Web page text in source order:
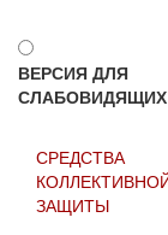
ВЕРСИЯ ДЛЯ
СЛАБОВИДЯЩИХ
СРЕДСТВА
ЗАЩИТЫ